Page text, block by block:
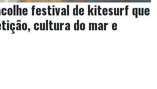
festival de kitesurf que
cultura do mar e